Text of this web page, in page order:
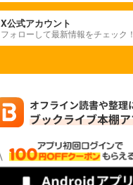
X公式アカウント
フォローして最新情報をチェック！